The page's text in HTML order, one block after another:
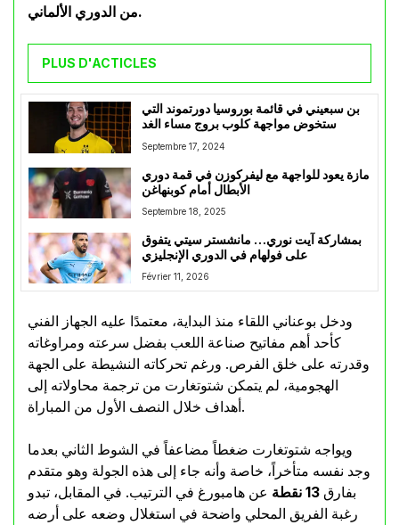
من الدوري الألماني.
PLUS D'ACTICLES
بن سبعيني في قائمة بوروسيا دورتموند التي
ستخوض مواجهة كلوب بروج مساء الغد
Septembre 17, 2024
مازة يعود للواجهة مع ليفركوزن في قمة دوري
الأبطال أمام كوبنهاغن
Septembre 18, 2025
بمشاركة آيت نوري… مانشستر سيتي يتفوق
على فولهام في الدوري الإنجليزي
Février 11, 2026
ودخل بوعناني اللقاء منذ البداية، معتمدًا عليه الجهاز الفني
كأحد أهم مفاتيح صناعة اللعب بفضل سرعته ومراوغاته
وقدرته على خلق الفرص. ورغم تحركاته النشيطة على الجهة
الهجومية، لم يتمكن شتوتغارت من ترجمة محاولاته إلى
أهداف خلال النصف الأول من المباراة.
ويواجه شتوتغارت ضغطاً مضاعفاً في الشوط الثاني بعدما
وجد نفسه متأخراً، خاصة وأنه جاء إلى هذه الجولة وهو متقدم
بفارق 13 نقطة
عن هامبورغ في الترتيب. في المقابل، تبدو
رغبة الفريق المحلي واضحة في استغلال وضعه على أرضه